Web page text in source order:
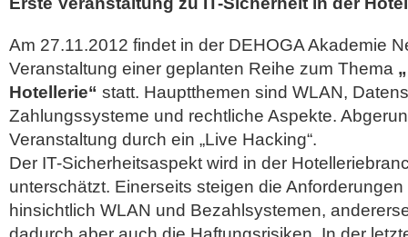
Am 27.11.2012 findet in der DEHOGA Akademie
Veranstaltung einer geplanten Reihe zum Thema
Hotellerie“ statt. Hauptthemen sind WLAN,
Zahlungssysteme und rechtliche Aspekte.
Veranstaltung durch ein „Live Hacking“.
Der IT-Sicherheitsaspekt wird in der
unterschätzt. Einerseits steigen die
hinsichtlich WLAN und Bezahlsystemen,